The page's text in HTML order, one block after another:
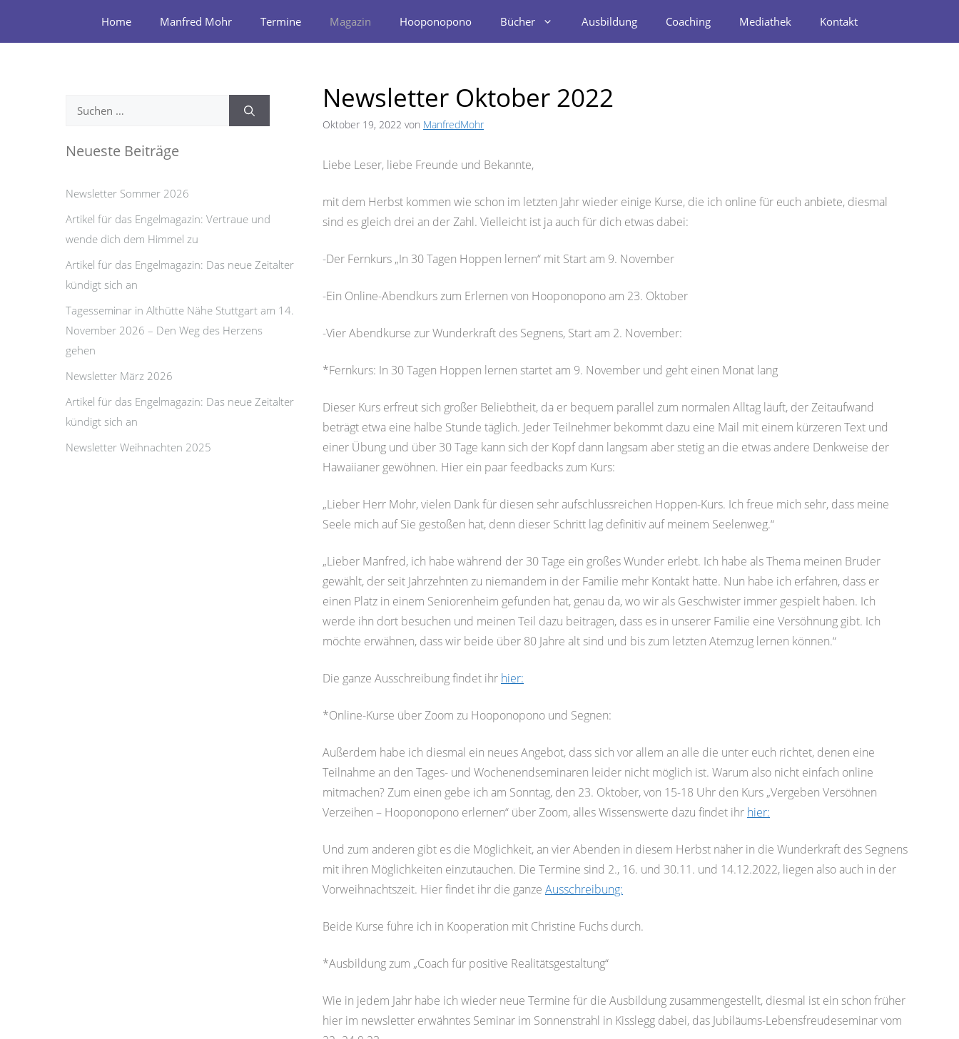
Home Manfred Mohr Termine Magazin Hooponopono Bücher Ausbildung Coaching Mediathek Kontakt
Newsletter Oktober 2022
Oktober 19, 2022 von ManfredMohr
Liebe Leser, liebe Freunde und Bekannte,
mit dem Herbst kommen wie schon im letzten Jahr wieder einige Kurse, die ich online für euch anbiete, diesmal
sind es gleich drei an der Zahl. Vielleicht ist ja auch für dich etwas dabei:
-Der Fernkurs „In 30 Tagen Hoppen lernen“ mit Start am 9. November
-Ein Online-Abendkurs zum Erlernen von Hooponopono am 23. Oktober
-Vier Abendkurse zur Wunderkraft des Segnens, Start am 2. November:
*Fernkurs: In 30 Tagen Hoppen lernen startet am 9. November und geht einen Monat lang
Dieser Kurs erfreut sich großer Beliebtheit, da er bequem parallel zum normalen Alltag läuft, der Zeitaufwand
beträgt etwa eine halbe Stunde täglich. Jeder Teilnehmer bekommt dazu eine Mail mit einem kürzeren Text und
einer Übung und über 30 Tage kann sich der Kopf dann langsam aber stetig an die etwas andere Denkweise der
Hawaiianer gewöhnen. Hier ein paar feedbacks zum Kurs:
„Lieber Herr Mohr, vielen Dank für diesen sehr aufschlussreichen Hoppen-Kurs. Ich freue mich sehr, dass meine
Seele mich auf Sie gestoßen hat, denn dieser Schritt lag definitiv auf meinem Seelenweg.“
„Lieber Manfred, ich habe während der 30 Tage ein großes Wunder erlebt. Ich habe als Thema meinen Bruder
gewählt, der seit Jahrzehnten zu niemandem in der Familie mehr Kontakt hatte. Nun habe ich erfahren, dass er
einen Platz in einem Seniorenheim gefunden hat, genau da, wo wir als Geschwister immer gespielt haben. Ich
werde ihn dort besuchen und meinen Teil dazu beitragen, dass es in unserer Familie eine Versöhnung gibt. Ich
möchte erwähnen, dass wir beide über 80 Jahre alt sind und bis zum letzten Atemzug lernen können.“
Die ganze Ausschreibung findet ihr hier:
*Online-Kurse über Zoom zu Hooponopono und Segnen:
Außerdem habe ich diesmal ein neues Angebot, dass sich vor allem an alle die unter euch richtet, denen eine
Teilnahme an den Tages- und Wochenendseminaren leider nicht möglich ist. Warum also nicht einfach online
mitmachen? Zum einen gebe ich am Sonntag, den 23. Oktober, von 15-18 Uhr den Kurs „Vergeben Versöhnen
Verzeihen – Hooponopono erlernen“ über Zoom, alles Wissenswerte dazu findet ihr hier:
Und zum anderen gibt es die Möglichkeit, an vier Abenden in diesem Herbst näher in die Wunderkraft des Segnens
mit ihren Möglichkeiten einzutauchen. Die Termine sind 2., 16. und 30.11. und 14.12.2022, liegen also auch in der
Vorweihnachtszeit. Hier findet ihr die ganze Ausschreibung:
Beide Kurse führe ich in Kooperation mit Christine Fuchs durch.
*Ausbildung zum „Coach für positive Realitätsgestaltung“
Wie in jedem Jahr habe ich wieder neue Termine für die Ausbildung zusammengestellt, diesmal ist ein schon früher
hier im newsletter erwähntes Seminar im Sonnenstrahl in Kisslegg dabei, das Jubiläums-Lebensfreudeseminar vom
Suchen
Neueste Beiträge
Newsletter Sommer 2026
Artikel für das Engelmagazin: Vertraue und
wende dich dem Himmel zu
Artikel für das Engelmagazin: Das neue Zeitalter
kündigt sich an
Tagesseminar in Althütte Nähe Stuttgart am 14.
November 2026 – Den Weg des Herzens
gehen
Newsletter März 2026
Artikel für das Engelmagazin: Das neue Zeitalter
kündigt sich an
Newsletter Weihnachten 2025